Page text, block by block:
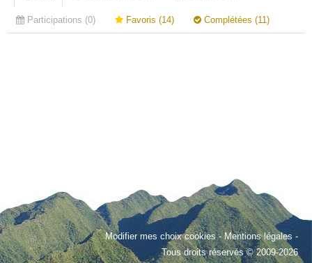
Participations (0) Favoris (14) Complétées (11)
Modifier mes choix cookies-Mentions légales -
Tous droits réservés © 2009-2026